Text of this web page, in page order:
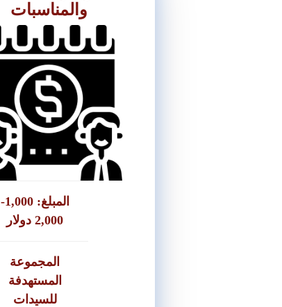
والمناسبات
المبلغ: 1,000-
2,000 دولار
المجموعة
المستهدفة
للسيدات
المتطلبات